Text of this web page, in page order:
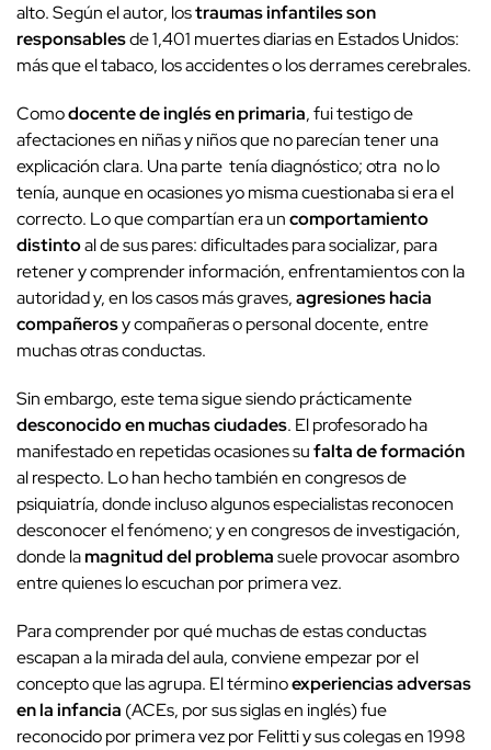
alto. Según el autor, lostraumas infantiles son
responsablesde 1,401 muertes diarias en Estados Unidos:
más que el tabaco, los accidentes o los derrames cerebrales.
Comodocente de inglés en primaria, fui testigo de
afectaciones en niñas y niños que no parecían tener una
explicación clara. Una parte tenía diagnóstico; otra no lo
tenía, aunque en ocasiones yo misma cuestionaba si era el
correcto. Lo que compartían era uncomportamiento
distintoal de sus pares: dificultades para socializar, para
retener y comprender información, enfrentamientos con la
autoridad y, en los casos más graves,agresiones hacia
compañerosy compañeras o personal docente, entre
muchas otras conductas.
Sin embargo, este tema sigue siendo prácticamente
desconocido en muchas ciudades. El profesorado ha
manifestado en repetidas ocasiones sufalta de formación
al respecto. Lo han hecho también en congresos de
psiquiatría, donde incluso algunos especialistas reconocen
desconocer el fenómeno; y en congresos de investigación,
donde lamagnitud del problemasuele provocar asombro
entre quienes lo escuchan por primera vez.
Para comprender por qué muchas de estas conductas
escapan a la mirada del aula, conviene empezar por el
concepto que las agrupa. El términoexperiencias adversas
en la infancia (ACEs, por sus siglas en inglés) fue
reconocido por primera vez por Felitti y sus colegas en 1998